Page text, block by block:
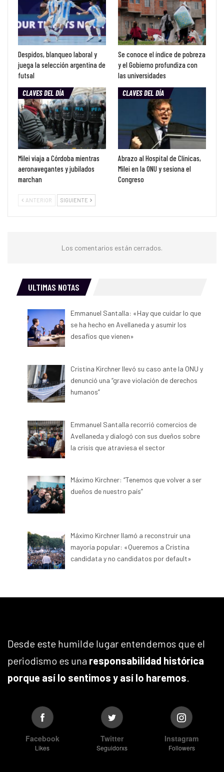
Despidos, blanqueo laboral y
juega la selección argentina de
futsal
Se conoce el índice de pobreza
y el Gobierno profundiza con
las universidades
CLAVES DEL DÍA
Milei viaja a Córdoba mientras
aeronavegantes y jubilados
marchan
CLAVES DEL DÍA
Abrazo al Hospital de Clínicas,
Milei en la ONU y sesiona el
Congreso
ANTERIOR SIGUIENTE
Los comentarios están cerrados.
ULTIMAS NOTAS
Emmanuel Santalla: «Hay que cuidar lo que
se ha hecho en Avellaneda y asumir los
desafíos que vienen»
Cristina Kirchner llevó su caso ante la ONU y
denunció una “grave violación de derechos
humanos”
Emmanuel Santalla recorrió comercios de
Avellaneda y dialogó con sus dueños sobre
la crisis que atraviesa el sector
Máximo Kirchner: “Tenemos que volver a ser
dueños de nuestro país”
Máximo Kirchner llamó a reconstruir una
mayoría popular: «Queremos a Cristina
candidata y no candidatos por default»
Desde este humilde lugar entendemos que el
periodismo es una responsabilidad histórica
porque así lo sentimos y así lo haremos
Facebook
Likes
Twitter
Seguidorxs
Instagram
Followers